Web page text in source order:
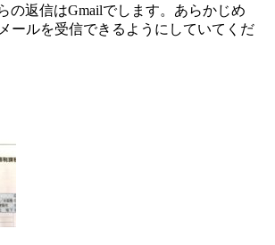
の返信はGmailでします。あらかじめ
ールを受信できるようにしていてくだ